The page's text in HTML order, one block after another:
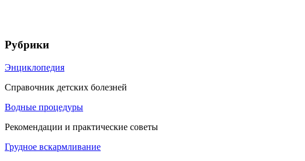
Рубрики
Энциклопедия
Справочник детских болезней
Водные процедуры
Рекомендации и практические советы
Грудное вскармливание